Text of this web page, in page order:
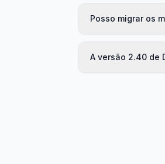
Posso migrar os
A versão 2.40 de